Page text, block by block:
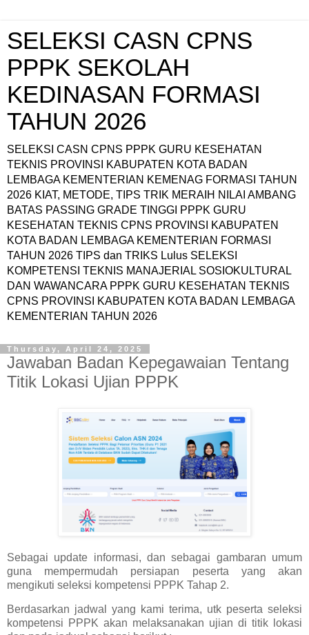
SELEKSI CASN CPNS
PPPK SEKOLAH
KEDINASAN FORMASI
TAHUN 2026
SELEKSI CASN CPNS PPPK GURU KESEHATAN
TEKNIS PROVINSI KABUPATEN KOTA BADAN
LEMBAGA KEMENTERIAN KEMENAG FORMASI TAHUN
2026 KIAT, METODE, TIPS TRIK MERAIH NILAI AMBANG
BATAS PASSING GRADE TINGGI PPPK GURU
KESEHATAN TEKNIS CPNS PROVINSI KABUPATEN
KOTA BADAN LEMBAGA KEMENTERIAN FORMASI
TAHUN 2026 TIPS dan TRIKS Lulus SELEKSI
KOMPETENSI TEKNIS MANAJERIAL SOSIOKULTURAL
DAN WAWANCARA PPPK GURU KESEHATAN TEKNIS
CPNS PROVINSI KABUPATEN KOTA BADAN LEMBAGA
KEMENTERIAN TAHUN 2026
Thursday, April 24, 2025
Jawaban Badan Kepegawaian Tentang
Titik Lokasi Ujian PPPK
Sebagai update informasi, dan sebagai gambaran umum
guna mempermudah persiapan peserta yang akan
mengikuti seleksi kompetensi PPPK Tahap 2.
Berdasarkan jadwal yang kami terima, utk peserta seleksi
kompetensi PPPK akan melaksanakan ujian di titik lokasi